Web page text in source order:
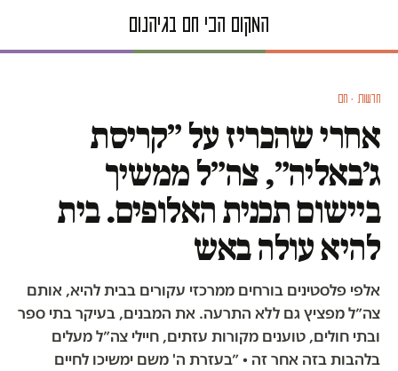
חדשות · חם
אחרי שהכריז על ״קריסת
ג׳באליה״, צה״ל ממשיך
ביישום תכנית האלופים. בית
להיא עולה באש
אלפי פלסטינים בורחים ממרכזי עקורים בבית להיא, אותם
צה״ל מפציץ גם ללא התרעה. את המבנים, בעיקר בתי ספר
ובתי חולים, טוענים מקורות עזתים, חיילי צה״ל מעלים
בלהבות בזה אחר זה • ״בעזרת ה' משם ימשיכו לחיים